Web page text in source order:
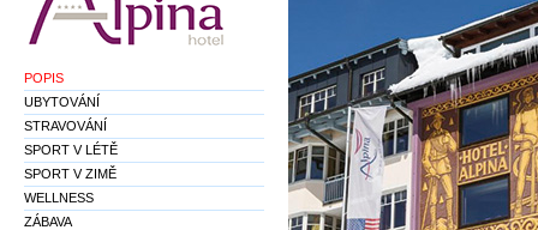
POPIS
UBYTOVÁNÍ
STRAVOVÁNÍ
SPORT V LÉTĚ
SPORT V ZIMĚ
WELLNESS
ZÁBAVA